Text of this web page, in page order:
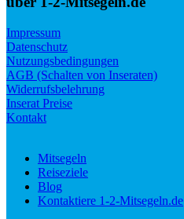
Impressum
Datenschutz
Nutzungsbedingungen
AGB (Schalten von Inseraten)
Widerrufsbelehrung
Inserat Preise
Kontakt
Mitsegeln
Reiseziele
Blog
Kontaktiere 1-2-Mitsegeln.de